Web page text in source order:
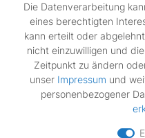
Vertrag
Die Datenverarbeitung
eines berechtigten
kann erteilt oder
nicht einzuwilligen und
Zeitpunkt zu ändern
unser Impressum und
personenbezogener